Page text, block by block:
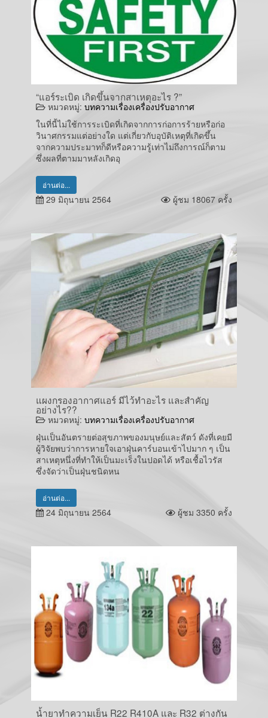
“แอร์ระเบิด เกิดขึ้นจากสาเหตุอะไร ?”
หมวดหมู่: บทความเรื่องเครื่องปรับอากาศ
ในที่นี้ไม่ใช้การระเบิดที่เกิดจากการก่อการร้ายหรือก่อ
วินาศกรรมแต่อย่างใด แต่เกี่ยวกับอุบัติเหตุที่เกิดขึ้น
จากความประมาทก็ดีหรือความรู้เท่าไม่ถึงการณ์ก็ตาม
ซึ่งผลที่ตามมาหลังเกิดอุ
อ่านต่อ...
29 มิถุนายน 2564 ผู้ชม 18067 ครั้ง
แผงกรองอากาศแอร์ มีไว้ทำอะไร และสำคัญ
อย่างไร??
หมวดหมู่: บทความเรื่องเครื่องปรับอากาศ
ฝุ่นเป็นอันตรายต่อสุขภาพของมนุษย์และสัตว์ ดังที่เคยมี
ผู้วิจัยพบว่าการหายใจเอาฝุ่นคาร์บอนเข้าไปมาก ๆ เป็น
สาเหตุหนึ่งที่ทำให้เป็นมะเร็งในปอดได้ หรือเชื้อไวรัส
ซึ่งจัดว่าเป็นฝุ่นชนิดหน
อ่านต่อ...
24 มิถุนายน 2564 ผู้ชม 3350 ครั้ง
น้ำยาทำความเย็น R22 R410A และ R32 ต่างกัน